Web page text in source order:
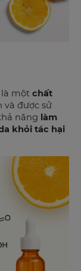
là một chất
và được sử
năng làm
khỏi tác hại